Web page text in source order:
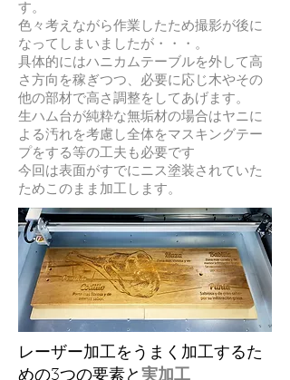
す。
色々考えながら作業したため撮影が後に
なってしまいましたが・・・。
具体的にはハニカムテーブルを外して高
さ方向を稼ぎつつ、必要に応じ木やその
他の部材で高さ調整をしてあげます。
生ハム台が純粋な無垢材の場合はヤニに
よる汚れを考慮し全体をマスキングテー
プをする等の工夫も必要です
今回は表面がすでにニス塗装されていた
ためこのまま加工します。
レーザー加工をうまく加工するた
めの3つの要素と 実加工